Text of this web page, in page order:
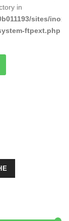
in
sites/inox-
ftpext.php